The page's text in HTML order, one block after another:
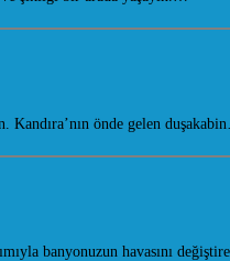
Kandıra’nın önde gelen
banyonuzun havasını